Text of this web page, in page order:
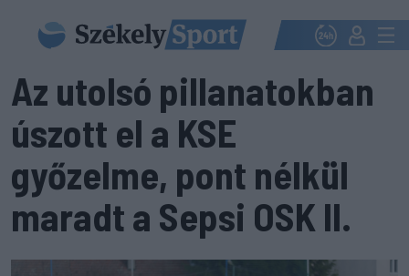
Az utolsó pillanatokban
úszott el a KSE
győzelme, pont nélkül
maradt a Sepsi OSK II.